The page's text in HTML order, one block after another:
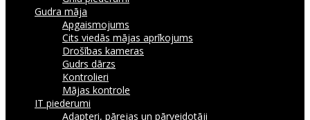
Gudra māja
Apgaismojums
Cits viedās mājas aprīkojums
Drošības kameras
Gudrs dārzs
Kontrolieri
Mājas kontrole
IT piederumi
Adapteri, pārejas un pārveidotāji